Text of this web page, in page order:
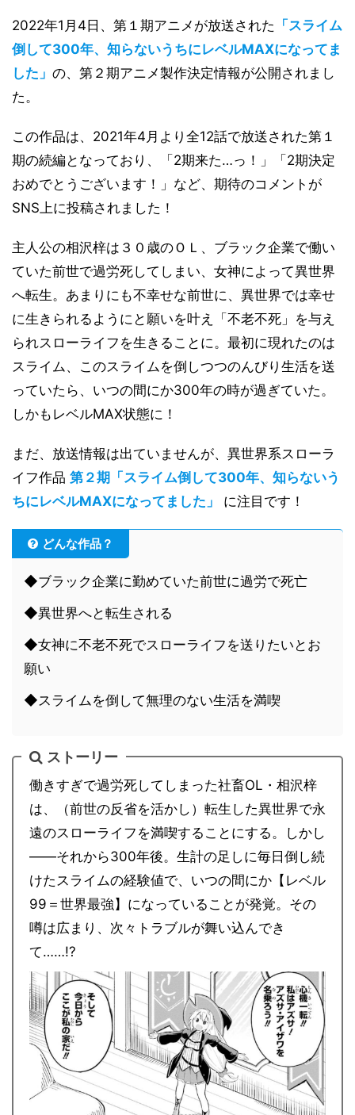
2022年1月4日、第１期アニメが放送された 「スライム
倒して300年、知らないうちにレベルMAXになってま
した」 の、第２期アニメ製作決定情報が公開されまし
た。
この作品は、2021年4月より全12話で放送された第１
期の続編となっており、「2期来た…っ！」「2期決定
おめでとうございます！」など、期待のコメントが
SNS上に投稿されました！
主人公の相沢梓は３０歳のＯＬ、ブラック企業で働い
ていた前世で過労死してしまい、女神によって異世界
へ転生。あまりにも不幸せな前世に、異世界では幸せ
に生きられるようにと願いを叶え「不老不死」を与え
られスローライフを生きることに。最初に現れたのは
スライム、このスライムを倒しつつのんびり生活を送
っていたら、いつの間にか300年の時が過ぎていた。
しかもレベルMAX状態に！
まだ、放送情報は出ていませんが、異世界系スローラ
イフ作品 第２期「スライム倒して300年、知らないう
ちにレベルMAXになってました」
に注目です！
どんな作品？
◆ブラック企業に勤めていた前世に過労で死亡
◆異世界へと転生される
◆女神に不老不死でスローライフを送りたいとお
願い
◆スライムを倒して無理のない生活を満喫
ストーリー
働きすぎで過労死してしまった社畜OL・相沢梓
は、（前世の反省を活かし）転生した異世界で永
遠のスローライフを満喫することにする。しかし
――それから300年後。生計の足しに毎日倒し続
けたスライムの経験値で、いつの間にか【レベル
99＝世界最強】になっていることが発覚。その
噂は広まり、次々トラブルが舞い込んでき
て……!?